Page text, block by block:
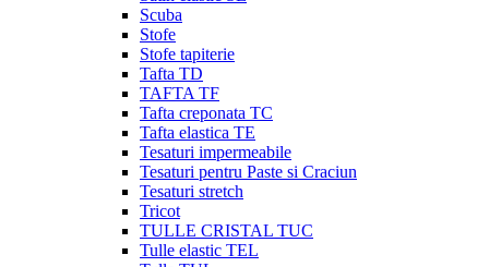
Scuba
Stofe
Stofe tapiterie
Tafta TD
TAFTA TF
Tafta creponata TC
Tafta elastica TE
Tesaturi impermeabile
Tesaturi pentru Paste si Craciun
Tesaturi stretch
Tricot
TULLE CRISTAL TUC
Tulle elastic TEL